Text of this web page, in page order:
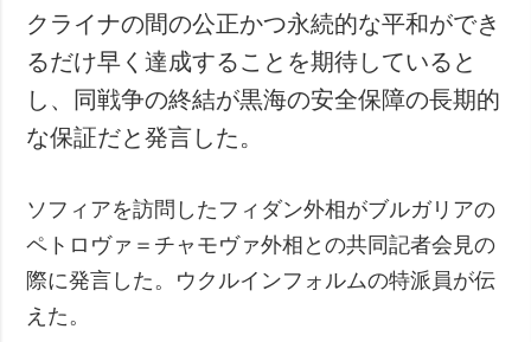
クライナの間の公正かつ永続的な平和ができ
るだけ早く達成することを期待していると
し、同戦争の終結が黒海の安全保障の長期的
な保証だと発言した。
ソフィアを訪問したフィダン外相がブルガリアの
ペトロヴァ＝チャモヴァ外相との共同記者会見の
際に発言した。ウクルインフォルムの特派員が伝
えた。